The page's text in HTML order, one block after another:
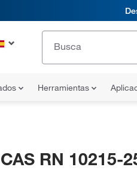
Herramientas
CAS RN 10215-